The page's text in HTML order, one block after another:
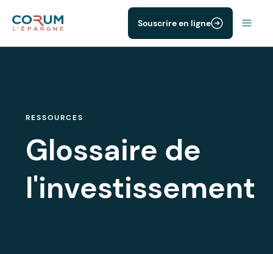
Souscrire en ligne
RESSOURCES
Glossaire de
l'investissement